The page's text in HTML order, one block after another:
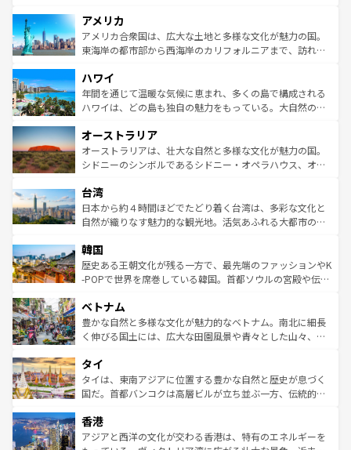
ンツ一覧を参照してほしい。
の建物がそのまま残る町や、スイスならではのユニークな
博物館もあり、アルプス観光だけでなく町歩きも満喫する
ことができる。国民の所得が高いため物価も高いが、旅行
ば市内交通費無料で観光を楽しむこともできる。 なお、新
着のスイス情報はコンテンツ一覧 を参照してほしい。
アメリカ
アメリカ合衆国は、広大な土地と多様な文化が魅力の国。
東海岸の都市部から西海岸のカリフォルニアまで、訪れる
のような巨大都市は、観光、ショッピング、エンターテイ
ンメントが詰まった刺激的なスポットだ。一方、アメリカ
西部には大自然が広がり、グランドキャニオンやイエロー
部のニューオーリンズでは、音楽と美食が融合した独特の
文化が魅力。旅行者はアメリカの各地域で異なる魅力を楽
しみながら、その多様性と豊かな歴史を感じることができ
ならではの贅沢な旅のスタイルだ。 なお、新着のアメリカ
情報はコンテンツ一覧を参照してほしい。
ハワイ
年間を通じて温暖な気候に恵まれ、多くの島で構成される
ハワイは、どの島も独自の魅力をもっている。大自然の神
ワイ島は見逃せない。また、定番の観光地といえばオアフ
島だが、静かな自然を求めるならマウイ島やカウアイ島が
おすすめ。エメラルドグリーンに輝く海をはじめ、豊かな
れるおもてなしの心で訪れる人々を迎えてくれるハワイの
人々、おいしいローカルフードやハワイアンミュージッ
ク、伝統的なフラダンスなど、すべてがハワイの魅力を彩
ワイを、存分に味わってほしい。 なお、新着のハワイ情報
はコンテンツ一覧を参照してほしい。
オーストラリア
オーストラリアは、壮大な自然と多様な文化が魅力の国。
シドニーのシンボルであるシドニー・オペラハウス、オー
リアリーフや大陸中央部にそびえるウルル（エアーズロッ
ク）、タスマニアの美しい原生林やケアンズの熱帯雨林な
ど、見どころがたくさん。また、カフェやワイン、オージ
いる。アクティビティも充実しており、サーフィンやダイ
ビング、ハイキングなど、アウトドア好きにはたまらな
い。オーストラリアの多彩な魅力を存分に味わいつくそ
参照してほしい。
台湾
日本から約４時間ほどでたどり着く台湾は、多彩な文化と
自然が織りなす魅力的な観光地。活気あふれる大都市の台
ン）、静ひつな山岳地帯である台湾東部など、都市の喧騒
と山間の静けさが共存しており、訪れる人に新しい発見と
驚きをもたらしてくれる。また、奥深い台湾の食文化も魅
容にもいいと評判のスイーツなど、バラエティ豊かな料理
が味わえる。 なお、新着の台湾情報は コンテンツ一覧を参
照してほしい。
韓国
歴史ある王朝文化が残る一方で、最先端のファッションやK
-POPで世界を席巻している韓国。首都ソウルの宮殿や伝統
き、地方に足を延ばせば四季折々の自然美を楽しむことが
できる。そして、キムチや焼肉、絶品のストリートフード
まで、さまざまな韓国料理が待っている。夜には、韓国な
リティに包まれながら、韓国の多彩な魅力を心ゆくまで味
わってみてほしい。 なお、新着の韓国情報はコンテンツ一
覧を参照してほしい。
ベトナム
豊かな自然と多様な文化が魅力的なベトナム。南北に細長
く伸びる国土には、広大な田園風景や青々とした山々、世
急速な発展と共に伝統が息づく。ハノイの古い町並みやホ
ーチミン市のフランス統治時代の建物も、独特の雰囲気を
醸し出している。また、バラエティの豊かさとおいしさで
とつ。フォーやバインミー、ベトナムコーヒーなどは、ぜ
ひ現地で味わいたい。どの地域を訪れてもあたたかい人々
タイ
タイは、東南アジアに位置する豊かな自然と歴史が息づく
国だ。首都バンコクは高層ビルが立ち並ぶ一方、伝統的な
の活気が交差している。北部ではチェンマイなどの山岳地
帯で自然と触れ合い、南部ではプーケットやクラビの美し
香港
アジアと西洋の文化が交わる香港は、特有のエネルギーを